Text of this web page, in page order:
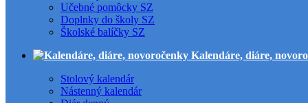
Učebné pomôcky SZ
Doplnky do školy SZ
Školské balíčky SZ
Kalendáre, diáre,
Stolový kalendár
Nástenný kalendár